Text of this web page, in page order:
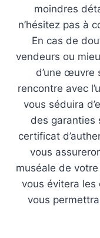
moindres
n’hésitez pas à
En cas de
vendeurs ou
d’une œuvre
rencontre avec
vous séduira
des garanties
certificat
vous
muséale de
vous évitera les
vous